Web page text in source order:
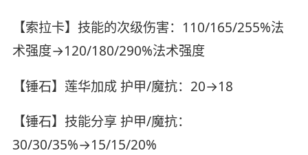
【索拉卡】技能的次级伤害：110/165/255%法
术强度→120/180/290%法术强度
【锤石】莲华加成 护甲/魔抗：20→18
【锤石】技能分享 护甲/魔抗：
30/30/35%→15/15/20%